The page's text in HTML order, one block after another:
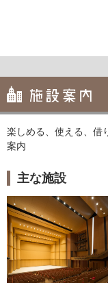
楽しめる、使える、借
案内
主な施設